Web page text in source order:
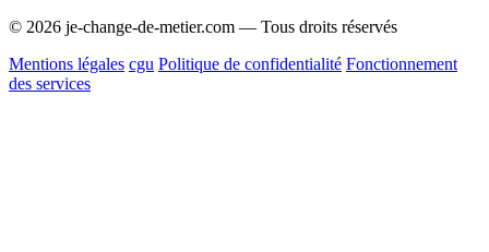
© 2026 je-change-de-metier.com — Tous droits réservés
Mentions légales cgu Politique de confidentialité Fonctionnement
des services